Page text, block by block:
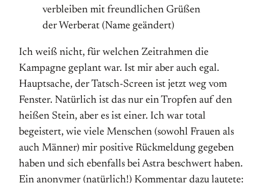
verbleiben mit freundlichen Grüßen
der Werberat (Name geändert)
Ich weiß nicht, für welchen Zeitrahmen die
Kampagne geplant war. Ist mir aber auch egal.
Hauptsache, der Tatsch-Screen ist jetzt weg vom
Fenster. Natürlich ist das nur ein Tropfen auf den
heißen Stein, aber es ist einer. Ich war total
begeistert, wie viele Menschen (sowohl Frauen als
auch Männer) mir positive Rückmeldung gegeben
haben und sich ebenfalls bei Astra beschwert haben.
Ein anonymer (natürlich!) Kommentar dazu lautete: